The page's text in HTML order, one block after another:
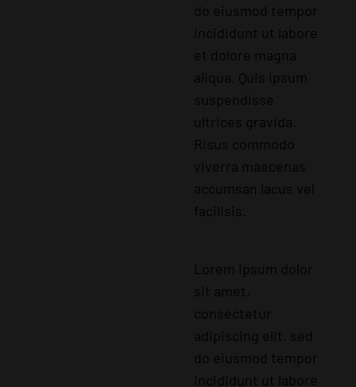
do eiusmod tempor
incididunt ut labore
et dolore magna
aliqua. Quis ipsum
suspendisse
ultrices gravida.
Risus commodo
viverra maecenas
accumsan lacus vel
facilisis.
Lorem ipsum dolor
sit amet,
consectetur
adipiscing elit, sed
do eiusmod tempor
incididunt ut labore